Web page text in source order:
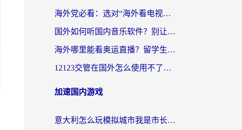
海外党必看：选对“海外看电视剧软件”，再也不用愁国内剧刷不了
国外如何听国内音乐软件？别让地域限制，断了你的中文歌单
海外哪里能看奥运直播？留学生&海外华人必看的体育赛事观赛终极指南
12123交管在国外怎么使用不了？海外华人必看的无缝访问国内资源指南
加速国内游戏
意大利怎么玩模拟城市我是市长？海外党国服游戏加速终极攻略（附三国3量子特攻解决办法）